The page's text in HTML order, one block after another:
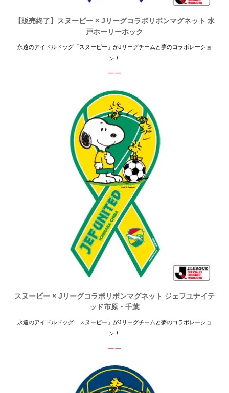
【販売終了】スヌーピー × Jリーグコラボリボンマグネット 水
戸ホーリーホック
永遠のアイドルドッグ「スヌーピー」がJリーグチームと夢のコラボレーショ
ン！
ーー
スヌーピー × Jリーグコラボリボンマグネット ジェフユナイテ
ッド市原・千葉
永遠のアイドルドッグ「スヌーピー」がJリーグチームと夢のコラボレーショ
ン！
ーー